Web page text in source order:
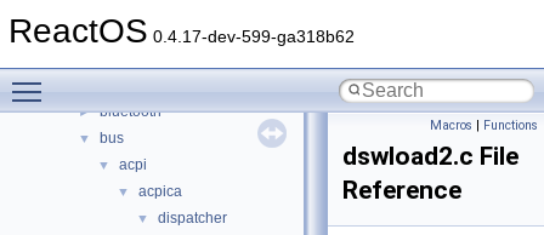
ReactOS 0.4.17-dev-599-ga318b62
► acpi
► bluetooth
▼ bus
▼ acpi
▼ acpica
▼ dispatcher
Macros | Functions
dswload2.c File
Reference